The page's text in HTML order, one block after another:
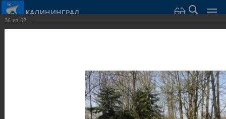
КАЛИНИНГРАД
Скульптуры и мемориалы
36 из 62